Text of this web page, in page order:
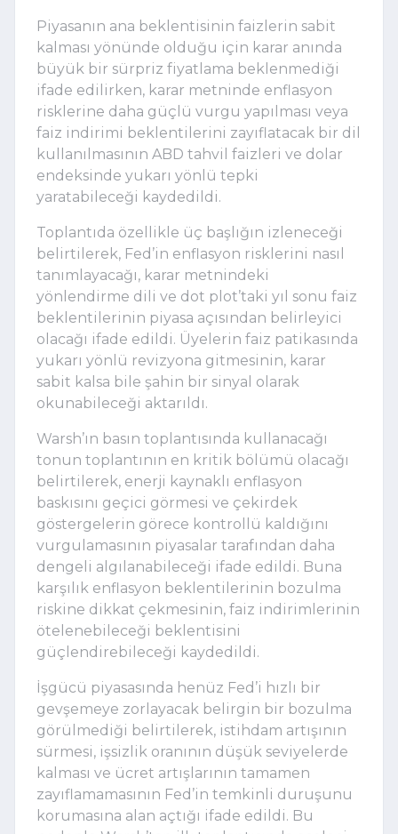
Piyasanın ana beklentisinin faizlerin sabit
kalması yönünde olduğu için karar anında
büyük bir sürpriz fiyatlama beklenmediği
ifade edilirken, karar metninde enflasyon
risklerine daha güçlü vurgu yapılması veya
faiz indirimi beklentilerini zayıflatacak bir dil
kullanılmasının ABD tahvil faizleri ve dolar
endeksinde yukarı yönlü tepki
yaratabileceği kaydedildi.
Toplantıda özellikle üç başlığın izleneceği
belirtilerek, Fed’in enflasyon risklerini nasıl
tanımlayacağı, karar metnindeki
yönlendirme dili ve dot plot’taki yıl sonu faiz
beklentilerinin piyasa açısından belirleyici
olacağı ifade edildi. Üyelerin faiz patikasında
yukarı yönlü revizyona gitmesinin, karar
sabit kalsa bile şahin bir sinyal olarak
okunabileceği aktarıldı.
Warsh’ın basın toplantısında kullanacağı
tonun toplantının en kritik bölümü olacağı
belirtilerek, enerji kaynaklı enflasyon
baskısını geçici görmesi ve çekirdek
göstergelerin görece kontrollü kaldığını
vurgulamasının piyasalar tarafından daha
dengeli algılanabileceği ifade edildi. Buna
karşılık enflasyon beklentilerinin bozulma
riskine dikkat çekmesinin, faiz indirimlerinin
ötelenebileceği beklentisini
güçlendirebileceği kaydedildi.
İşgücü piyasasında henüz Fed’i hızlı bir
gevşemeye zorlayacak belirgin bir bozulma
görülmediği belirtilerek, istihdam artışının
sürmesi, işsizlik oranının düşük seviyelerde
kalması ve ücret artışlarının tamamen
zayıflamamasının Fed’in temkinli duruşunu
korumasına alan açtığı ifade edildi. Bu